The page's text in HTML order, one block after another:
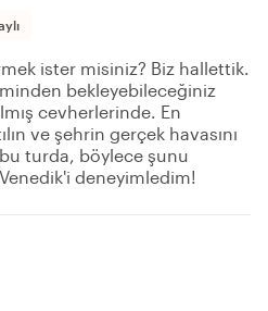
ister misiniz? Biz hallettik.
bekleyebileceğiniz
cevherlerinde. En
ve şehrin gerçek havasını
turda, böylece şunu
deneyimledim!